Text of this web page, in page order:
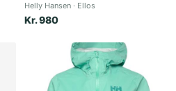
Helly Hansen Ellos
Kr. 980